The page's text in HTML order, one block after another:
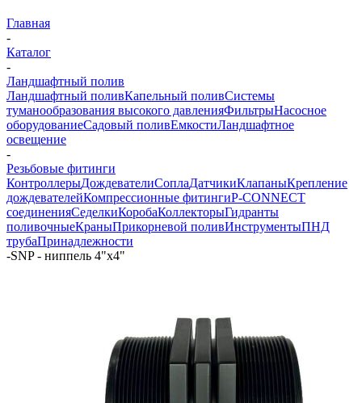
Главная
-
Каталог
-
Ландшафтный полив
Ландшафтный поливКапельный поливСистемы
туманообразования высокого давленияФильтрыНасосное
оборудованиеСадовый поливЕмкостиЛандшафтное
освещение
-
Резьбовые фитинги
КонтроллерыДождевателиСоплаДатчикиКлапаныКрепление
дождевателейКомпрессионные фитингиP-CONNECT
соединенияСеделкиКоробаКоллекторыГидранты
поливочныеКраныПрикорневой поливИнструментыПНД
трубаПринадлежности
-SNP - ниппель 4"х4"